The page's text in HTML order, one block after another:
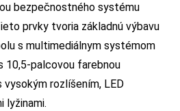
bezpečnostného systému
prvky tvoria základnú výbavu
s multimediálnym systémom
10,5-palcovou farebnou
rozlíšením, LED
lyžinami.